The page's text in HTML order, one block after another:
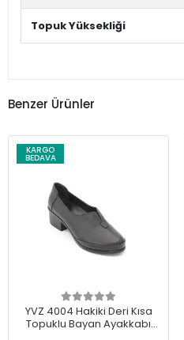
Topuk Yüksekliği
Benzer Ürünler
KARGO
BEDAVA
YVZ 4004 Hakiki Deri Kısa
Topuklu Bayan Ayakkabı